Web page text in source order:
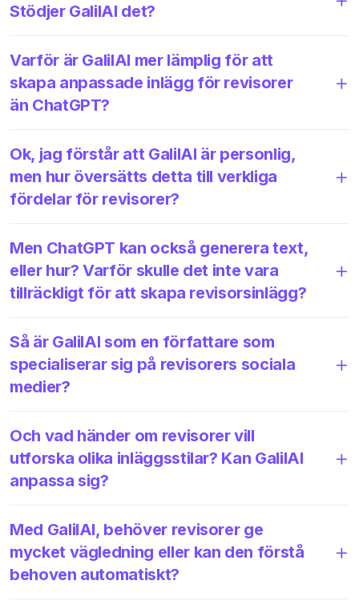
Stödjer GalilAI det?
Varför är GalilAI mer lämplig för att
skapa anpassade inlägg för revisorer
än ChatGPT?
Ok, jag förstår att GalilAI är personlig,
men hur översätts detta till verkliga
fördelar för revisorer?
Men ChatGPT kan också generera text,
eller hur? Varför skulle det inte vara
tillräckligt för att skapa revisorsinlägg?
Så är GalilAI som en författare som
specialiserar sig på revisorers sociala
medier?
Och vad händer om revisorer vill
utforska olika inläggsstilar? Kan GalilAI
anpassa sig?
Med GalilAI, behöver revisorer ge
mycket vägledning eller kan den förstå
behoven automatiskt?